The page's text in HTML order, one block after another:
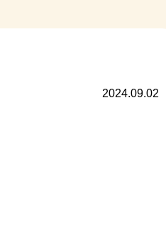
2024.09.02